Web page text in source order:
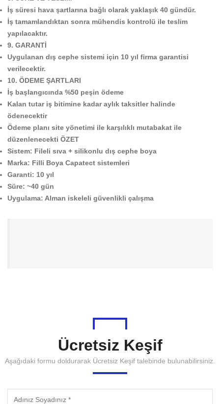
İş süresi hava şartlarına bağlı olarak yaklaşık 40 gündür.
İş tamamlandıktan sonra mühendis kontrolü ile teslim
yapılacaktır.
9. GARANTİ
Uygulanan dış cephe sistemi için 10 yıl firma garantisi
verilecektir.
10. ÖDEME ŞARTLARI
İş başlangıcında %50 peşin ödeme
Kalan tutar iş bitimine kadar aylık taksitler halinde
ödenecektir
Ödeme planı site yönetimi ile karşılıklı mutabakat ile
düzenlenecekti ÖZET
Sistem: Fileli sıva + silikonlu dış cephe boya
Marka: Filli Boya Capatect sistemleri
Garanti: 10 yıl
Süre: ~40 gün
Uygulama: Alman iskeleli güvenlikli çalışma
Ücretsiz Keşif
Aşağıdaki formu doldurarak Ücretsiz Keşif talebinde bulunabilirsiniz.